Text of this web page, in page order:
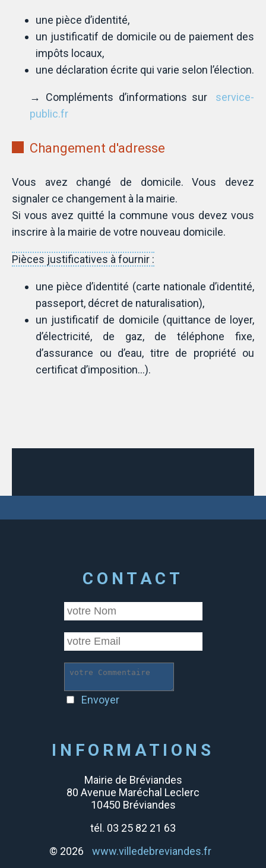
une pièce d’identité,
un justificatif de domicile ou de paiement des
impôts locaux,
une déclaration écrite qui varie selon l’élection.
→ Compléments d’informations sur
service-
public.fr
Changement d'adresse
Vous avez changé de domicile. Vous devez
signaler ce changement à la mairie.
Si vous avez quitté la commune vous devez vous
inscrire à la mairie de votre nouveau domicile.
Pièces justificatives à fournir :
une pièce d’identité (carte nationale d’identité,
passeport, décret de naturalisation),
un justificatif de domicile (quittance de loyer,
d’électricité, de gaz, de téléphone fixe,
d’assurance ou d’eau, titre de propriété ou
certificat d’imposition…).
CONTACT
Envoyer
INFORMATIONS
Mairie de Bréviandes
80 Avenue Maréchal Leclerc
10450 Bréviandes
tél. 03 25 82 21 63
© 2026
www.villedebreviandes.fr